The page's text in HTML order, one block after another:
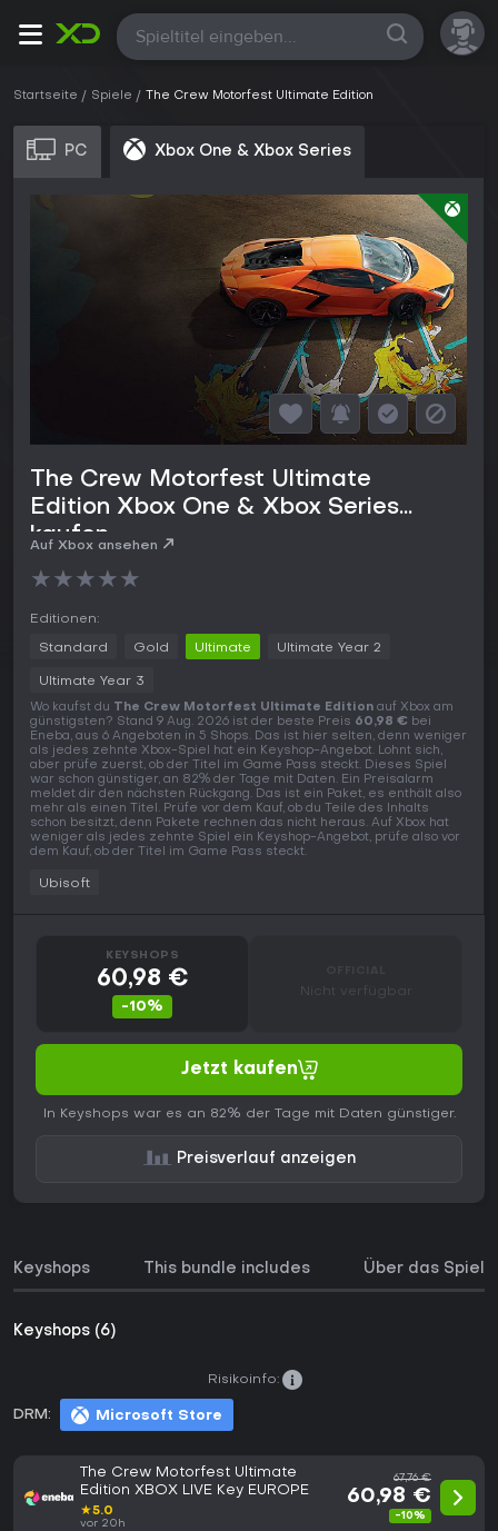
Alle
Startseite Spiele The Crew Motorfest Ultimate Edition
PC Xbox One & Xbox Series
The Crew Motorfest Ultimate
Edition Xbox One & Xbox Series
kaufen
Auf Xbox ansehen
★★★★★
Editionen:
Standard Gold Ultimate Ultimate Year 2
Ultimate Year 3
Wo kaufst du The Crew Motorfest Ultimate Edition auf Xbox am
günstigsten? Stand 9 Aug. 2026 ist der beste Preis 60,98 € bei
Eneba, aus 6 Angeboten in 5 Shops. Das ist hier selten, denn weniger
als jedes zehnte Xbox-Spiel hat ein Keyshop-Angebot. Lohnt sich,
aber prüfe zuerst, ob der Titel im Game Pass steckt. Dieses Spiel
war schon günstiger, an 82% der Tage mit Daten. Ein Preisalarm
meldet dir den nächsten Rückgang. Das ist ein Paket, es enthält also
mehr als einen Titel. Prüfe vor dem Kauf, ob du Teile des Inhalts
schon besitzt, denn Pakete rechnen das nicht heraus. Auf Xbox hat
weniger als jedes zehnte Spiel ein Keyshop-Angebot, prüfe also vor
dem Kauf, ob der Titel im Game Pass steckt.
Ubisoft
KEYSHOPS
60,98 €
-10%
Nicht verfügbar
Jetzt kaufen
In Keyshops war es an 82% der Tage mit Daten günstiger.
Preisverlauf anzeigen
Keyshops This bundle includes Über das Spiel
Keyshops (6)
DRM: Microsoft Store
Risikoinfo:
The Crew Motorfest Ultimate
Edition XBOX LIVE Key EUROPE
★5.0
vor 20h
67,76 €
60,98 €
-10%